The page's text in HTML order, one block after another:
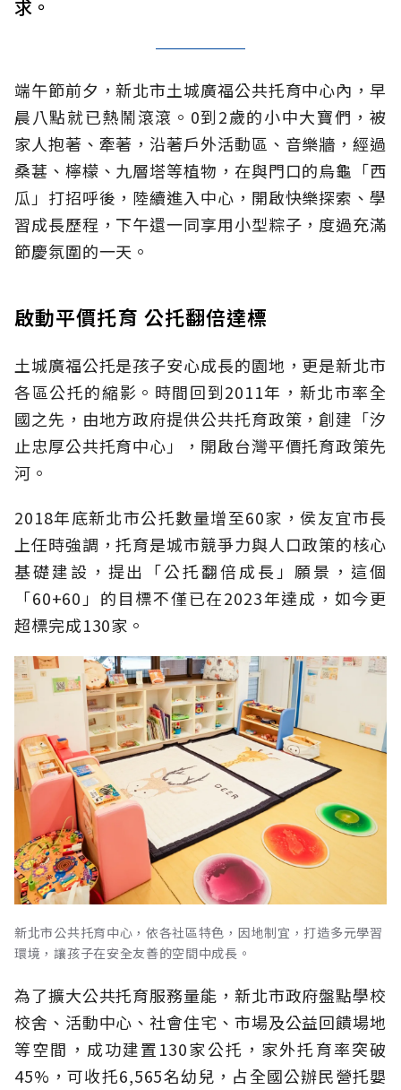
求。
端午節前夕，新北市土城廣福公共托育中心內，早
晨八點就已熱鬧滾滾。0到2歲的小中大寶們，被
家人抱著、牽著，沿著戶外活動區、音樂牆，經過
桑葚、檸檬、九層塔等植物，在與門口的烏龜「西
瓜」打招呼後，陸續進入中心，開啟快樂探索、學
習成長歷程，下午還一同享用小型粽子，度過充滿
節慶氛圍的一天。
啟動平價托育 公托翻倍達標
土城廣福公托是孩子安心成長的園地，更是新北市
各區公托的縮影。時間回到2011年，新北市率全
國之先，由地方政府提供公共托育政策，創建「汐
止忠厚公共托育中心」，開啟台灣平價托育政策先
河。
2018年底新北市公托數量增至60家，侯友宜市長
上任時強調，托育是城市競爭力與人口政策的核心
基礎建設，提出「公托翻倍成長」願景，這個
「60+60」的目標不僅已在2023年達成，如今更
超標完成130家。
新北市公共托育中心，依各社區特色，因地制宜，打造多元學習
環境，讓孩子在安全友善的空間中成長。
為了擴大公共托育服務量能，新北市政府盤點學校
校舍、活動中心、社會住宅、市場及公益回饋場地
等空間，成功建置130家公托，家外托育率突破
45%，可收托6,565名幼兒，占全國公辦民營托嬰